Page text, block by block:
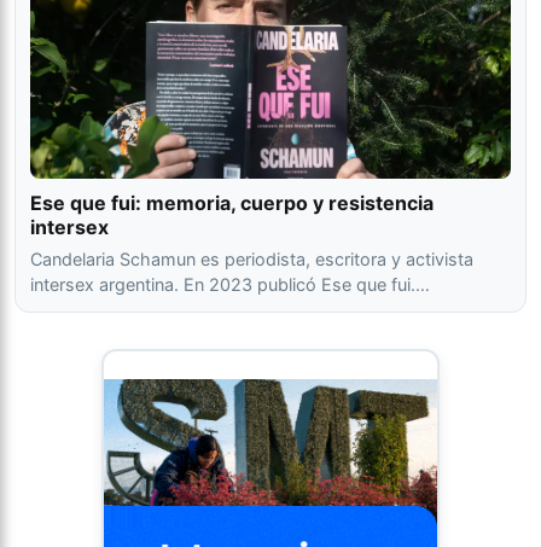
Ese que fui: memoria, cuerpo y resistencia
intersex
Candelaria Schamun es periodista, escritora y activista
intersex argentina. En 2023 publicó Ese que fui.…